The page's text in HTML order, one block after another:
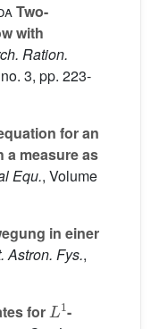
Two-
with
Ration.
3, pp. 223-
for an
a measure as
Equ., Volume
in einer
Astron. Fys.,
for
1
-